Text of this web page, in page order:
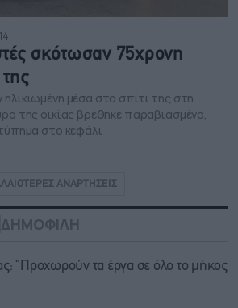
σκότωσαν 75χρονη
μέσα στο σπίτι της στη
της οικίας βρέθηκε παραβιασμένο,
στο κεφάλι
ΑΝΑΡΤΗΣΕΙΣ
ΔΗΜΟΦΙΛΗ
“Προχωρούν τα έργα σε όλο το μήκος